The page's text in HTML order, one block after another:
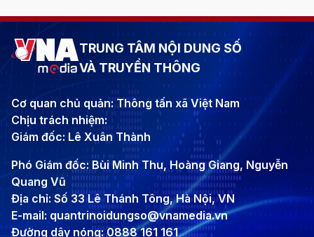
TRUNG TÂM NỘI DUNG SỐ
VÀ TRUYỀN THÔNG
Cơ quan chủ quản: Thông tấn xã Việt Nam
Chịu trách nhiệm:
Giám đốc: Lê Xuân Thành
Phó Giám đốc: Bùi Minh Thu, Hoàng Giang, Nguyễn
Quang Vũ
Địa chỉ: Số 33 Lê Thánh Tông, Hà Nội, VN
E-mail: quantrinoidungso@vnamedia.vn
Đường dây nóng: 0888 161 161